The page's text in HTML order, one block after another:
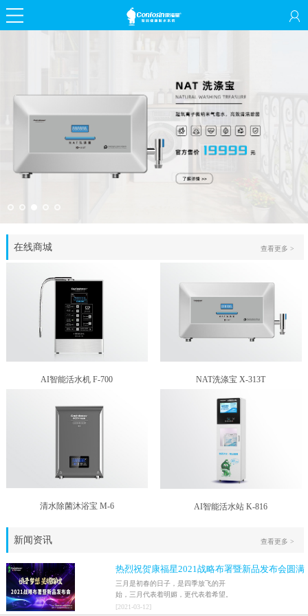
在线商城 查看更多 >
AI智能活水机 F-700 NAT洗涤宝 X-313T
清水除菌沐浴宝 M-6 AI智能活水站 K-816
新闻资讯
热烈祝贺康福星2021战略布署暨新品发布会圆满
结束！！
三月是初春的日子，是四季放飞的开
始，三月代表着明媚，更代表着希望。
2021年3月9日，家人们激情澎湃地迎来
[2021-03-12]
查看更多 >